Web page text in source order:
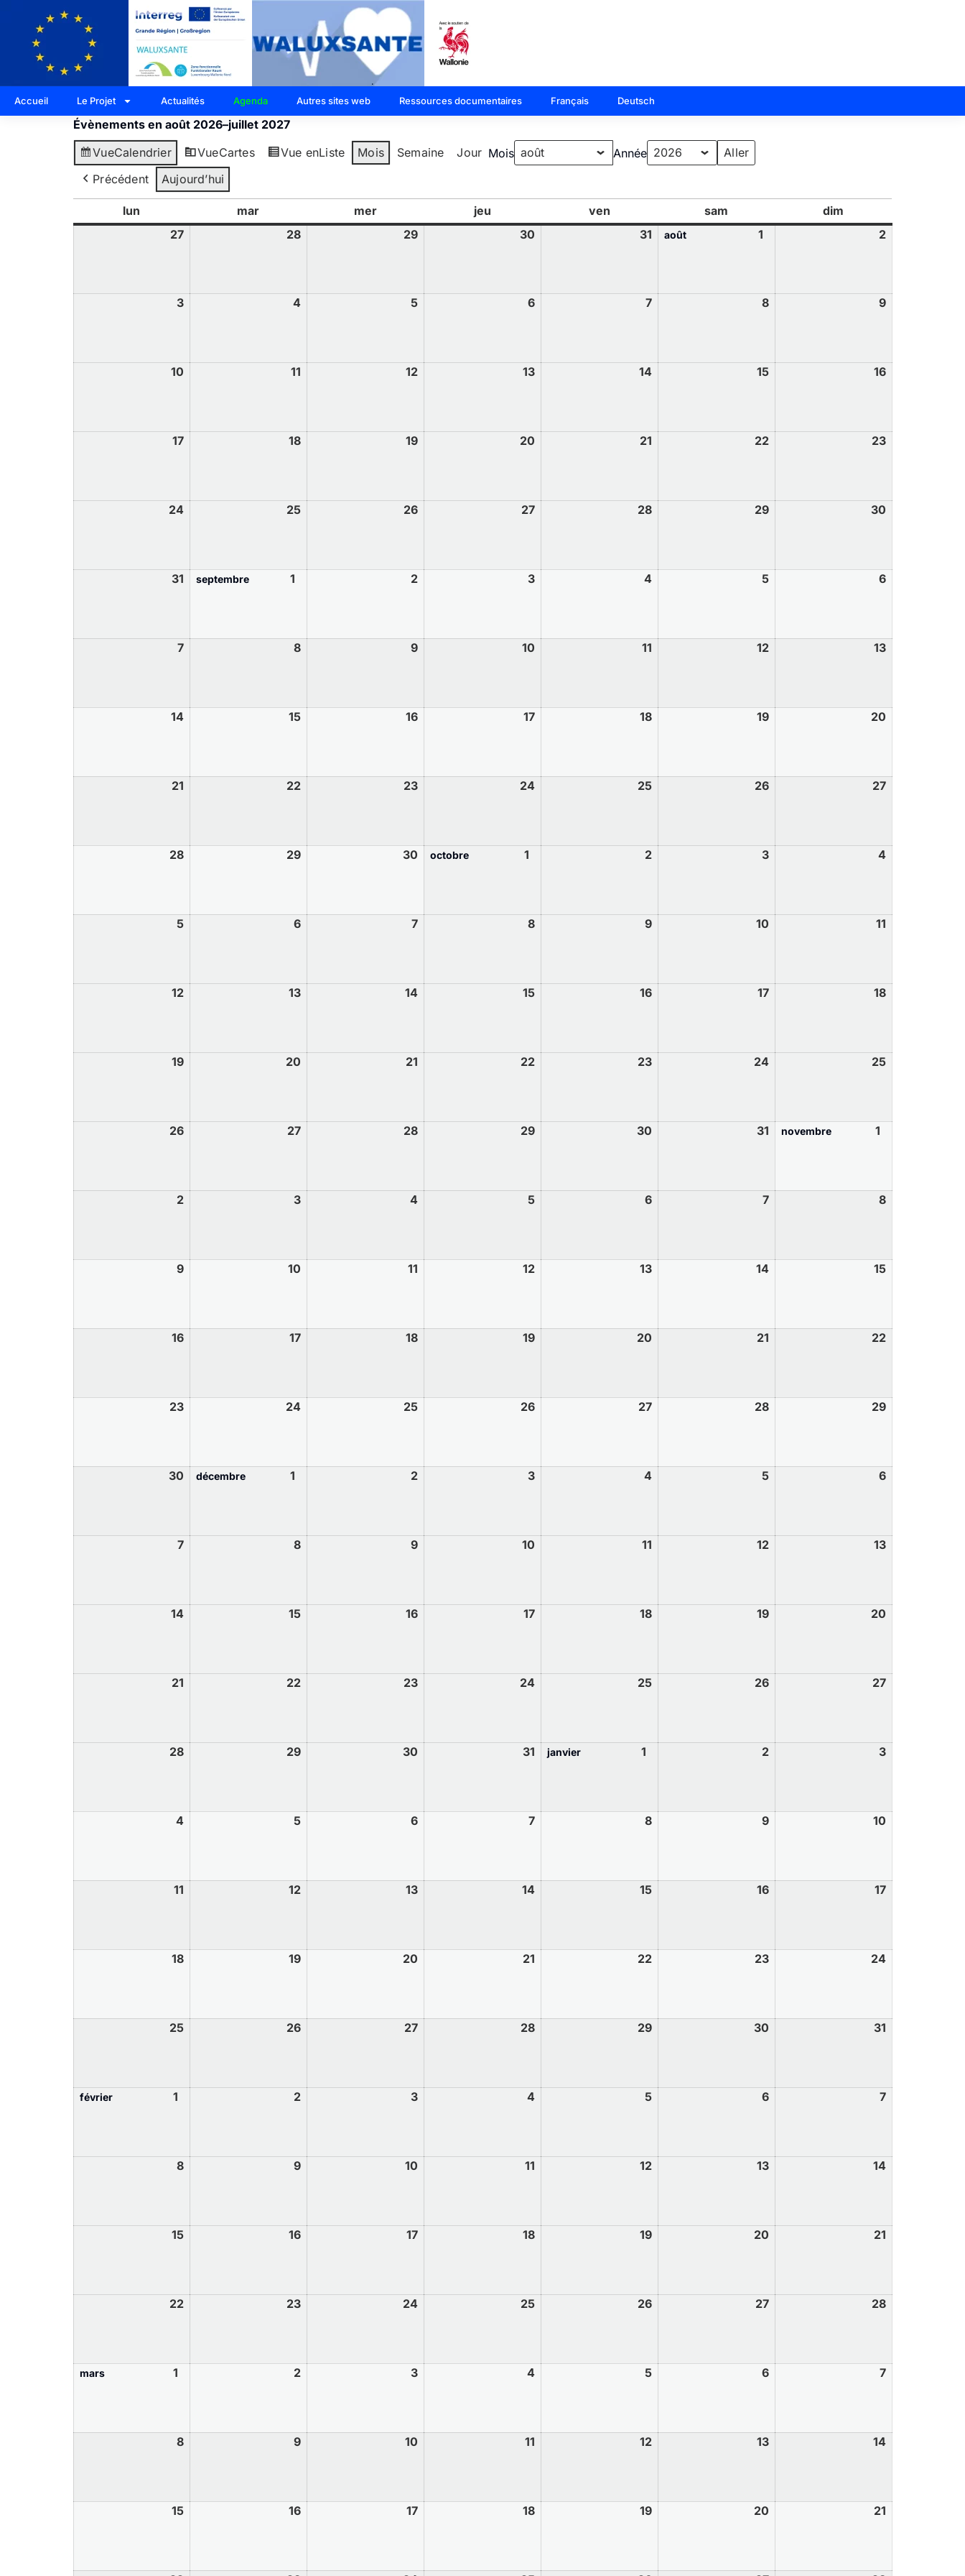
Accueil Le Projet Actualités Agenda Autres sites web Ressources documentaires Français Deutsch
Évènements en août 2026–juillet 2027
VueCalendrier VueCartes Vue enListe Mois Semaine Jour Mois
Année
Précédent
Aujourd’hui
lun mar mer jeu ven sam
dim
27
28 29 30 31 août 1 2
3 4 5 6 7 8 9
10 11 12 13 14 15 16
17 18 19 20 21 22 23
24 25 26 27 28 29 30
31 septembre 1 2 3 4 5 6
7 8 9 10 11 12 13
14 15 16 17 18 19 20
21 22 23 24 25 26 27
28 29 30 octobre 1 2 3 4
5 6 7 8 9 10 11
12 13 14 15 16 17 18
19 20 21 22 23 24 25
26 27 28 29 30 31 novembre 1
2 3 4 5 6 7 8
9 10 11 12 13 14 15
16 17 18 19 20 21 22
23 24 25 26 27 28 29
30 décembre 1 2 3 4 5 6
7 8 9 10 11 12 13
14 15 16 17 18 19 20
21 22 23 24 25 26 27
28 29 30 31 janvier 1 2 3
4 5 6 7 8 9 10
11 12 13 14 15 16 17
18 19 20 21 22 23 24
25 26 27 28 29 30 31
février 1 2 3 4 5 6 7
8 9 10 11 12 13 14
15 16 17 18 19 20 21
22 23 24 25 26 27 28
mars 1 2 3 4 5 6 7
8 9 10 11 12 13 14
15 16 17 18 19 20 21